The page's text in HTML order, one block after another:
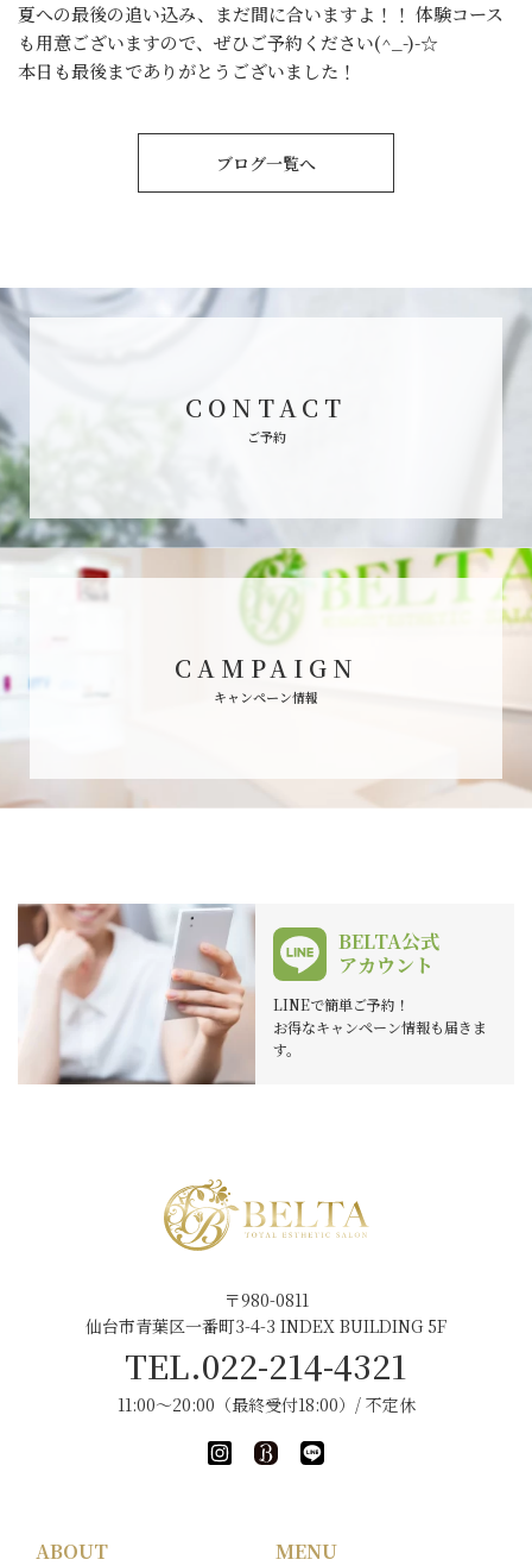
夏への最後の追い込み、まだ間に合いますよ！！ 体験コース
も用意ございますので、ぜひご予約ください(^_-)-☆
本日も最後までありがとうございました！
ブログ一覧へ
CONTACT
ご予約
CAMPAIGN
キャンペーン情報
BELTA公式
アカウント
LINEで簡単ご予約！
お得なキャンペーン情報も届きま
す。
〒980-0811
仙台市青葉区一番町3-4-3 INDEX BUILDING 5F
TEL.022-214-4321
11:00～20:00（最終受付18:00）/ 不定休
ABOUT MENU